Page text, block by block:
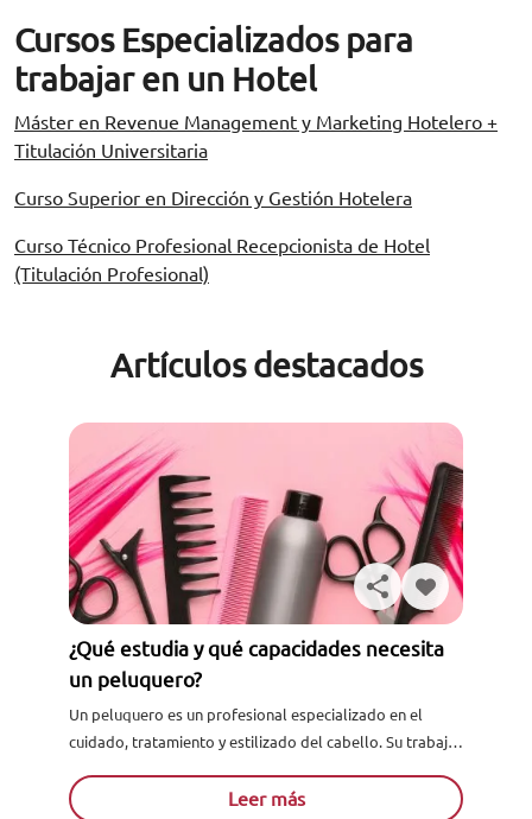
Cursos Especializados para
trabajar en un Hotel
Máster en Revenue Management y Marketing Hotelero +
Titulación Universitaria
Curso Superior en Dirección y Gestión Hotelera
Curso Técnico Profesional Recepcionista de Hotel
(Titulación Profesional)
Artículos destacados
¿Qué estudia y qué capacidades necesita
un peluquero?
Un peluquero es un profesional especializado en el
cuidado, tratamiento y estilizado del cabello. Su trabajo
Leer más